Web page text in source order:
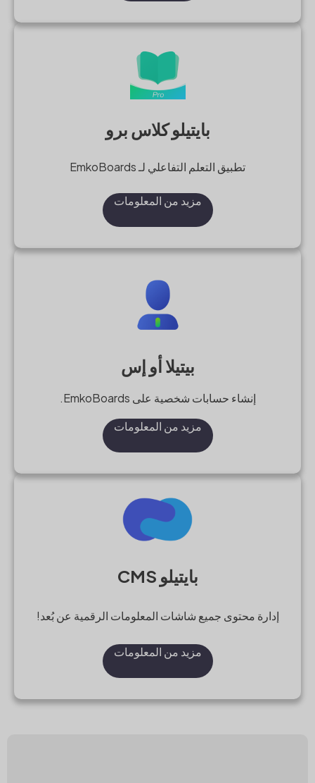
بايتيلو كلاس برو
تطبيق التعلم التفاعلي لـ EmkoBoards
مزيد من المعلومات
بيتيلا أو إس
إنشاء حسابات شخصية على EmkoBoards.
مزيد من المعلومات
بايتيلو CMS
إدارة محتوى جميع شاشات المعلومات الرقمية عن بُعد!
مزيد من المعلومات